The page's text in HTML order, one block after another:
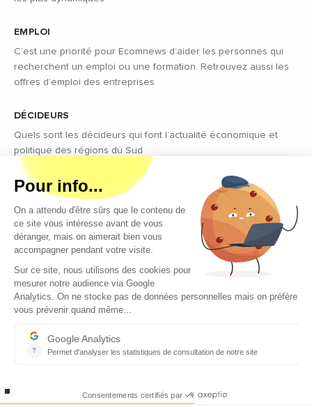
EMPLOI
C’est une priorité pour Ecomnews d’aider les personnes qui
recherchent un emploi ou une formation. Retrouvez aussi les
offres d’emploi des entreprises
DÉCIDEURS
Quels sont les décideurs qui font l’actualité économique et
politique des régions du Sud
Copyright © 2026 - Tous droits réservés
Qui sommes-nous ?
Contact
Conditions générales d’utilisation